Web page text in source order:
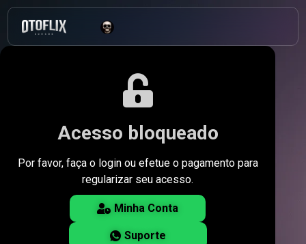
Acesso bloqueado
Por favor, faça o login ou efetue o pagamento para
regularizar seu acesso.
Minha Conta
Suporte